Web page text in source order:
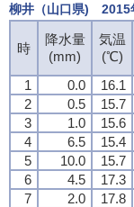
柳井（山口県) 2015
時
降水量
(mm)
気温
(℃)
1
0.0 16.1
2
0.5 15.7
3
1.0 15.6
4
6.5 15.4
5
10.0 15.7
6
4.5 17.3
7
2.0 17.8
時
降水量
(mm)
気温
(℃)
1
0.0 16.1
2
0.5 15.7
3
1.0 15.6
4
6.5 15.4
5
10.0 15.7
6
4.5 17.3
7
2.0 17.8
時
降水量
(mm)
気温
(℃)
1
0.0 16.1
2
0.5 15.7
3
1.0 15.6
4
6.5 15.4
5
10.0 15.7
6
4.5 17.3
7
2.0 17.8
時
降水量
(mm)
気温
(℃)
1
0.0 16.1
2
0.5 15.7
3
1.0 15.6
4
6.5 15.4
5
10.0 15.7
6
4.5 17.3
7
2.0 17.8